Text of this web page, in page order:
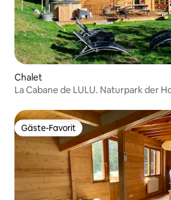
Chalet
La Cabane de LULU. Naturpark der
Gäste-Favorit
Gäste-Favorit